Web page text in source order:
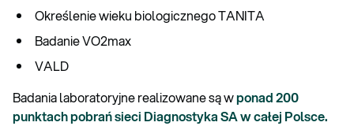
Określenie wieku biologicznego TANITA
Badanie VO2max
VALD
Badania laboratoryjne realizowane są wponad 200
punktach pobrań sieci Diagnostyka SA w całej Polsce.